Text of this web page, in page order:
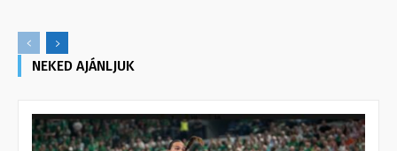
NEKED AJÁNLJUK